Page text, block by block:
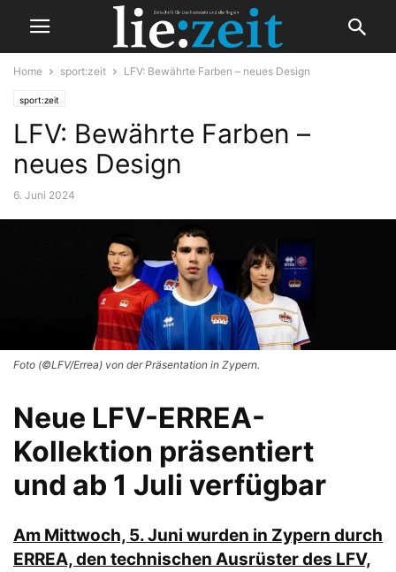
Home sport:zeit LFV: Bewährte Farben – neues Design
sport:zeit
LFV: Bewährte Farben –
neues Design
6. Juni 2024
Foto (©LFV/Errea) von der Präsentation in Zypern.
Neue LFV-ERREA-
Kollektion präsentiert
und ab 1 Juli verfügbar
Am Mittwoch, 5. Juni wurden in Zypern durch
ERREA, den technischen Ausrüster des LFV,